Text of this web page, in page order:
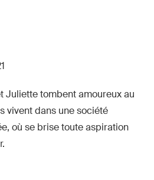
Juliette tombent amoureux au
vivent dans une société
où se brise toute aspiration